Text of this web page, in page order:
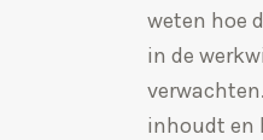
weten hoe
in de
inhoudt en